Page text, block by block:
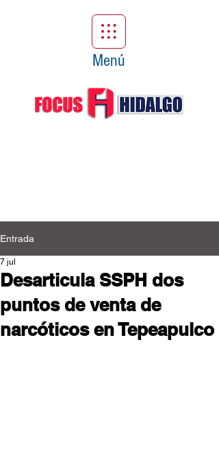
Menú
Entrada
Desarticula SSPH dos
puntos de venta de
narcóticos en Tepeapulco
7 jul